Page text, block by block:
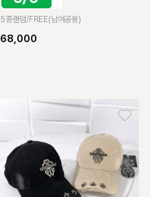
5종랜덤/FREE(남여공용)
68,000